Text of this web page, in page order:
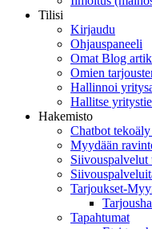
Tilisi
Kirjaudu
Ohjauspaneeli
Omat Blog
Omien
Hallinnoi
Hallitse
Hakemisto
Chatbot
Myydään
Siivouspalvelut
Tarjoukset-
Tapahtumat